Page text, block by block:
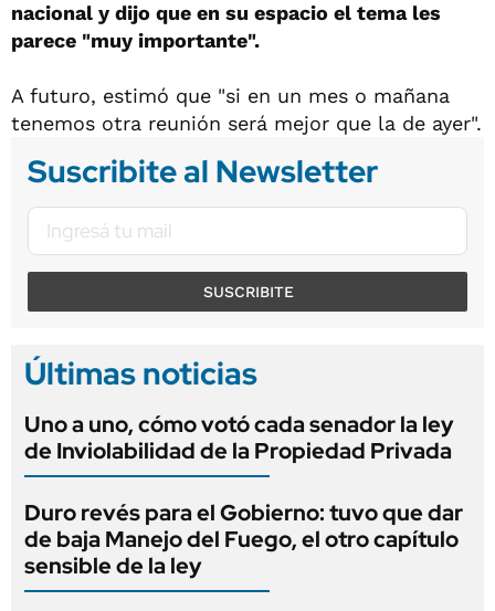
nacional y dijo que en su espacio el tema les
parece "muy importante".
A futuro, estimó que "si en un mes o mañana
tenemos otra reunión será mejor que la de ayer".
Suscribite al Newsletter
SUSCRIBITE
Últimas noticias
Uno a uno, cómo votó cada senador la ley
de Inviolabilidad de la Propiedad Privada
Duro revés para el Gobierno: tuvo que dar
de baja Manejo del Fuego, el otro capítulo
sensible de la ley